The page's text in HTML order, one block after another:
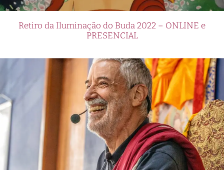
Retiro da Iluminação do Buda 2022 – ONLINE e
PRESENCIAL